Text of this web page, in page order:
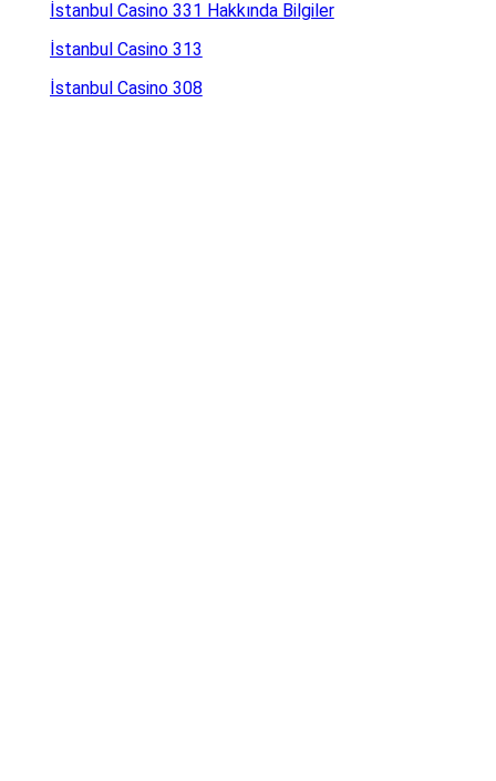
İstanbul Casino 331 Hakkında Bilgiler
İstanbul Casino 313
İstanbul Casino 308